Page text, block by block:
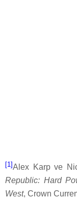
[1]Alex Karp ve
Republic: Hard
West, Crown